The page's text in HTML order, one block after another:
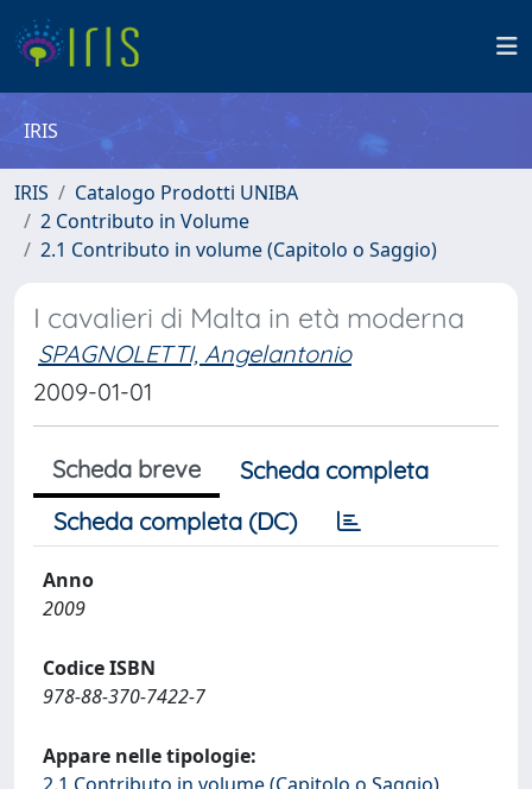
IRIS
IRIS
Catalogo Prodotti UNIBA
2 Contributo in Volume
2.1 Contributo in volume (Capitolo o Saggio)
I cavalieri di Malta in età moderna
SPAGNOLETTI, Angelantonio
2009-01-01
Scheda breve
Scheda completa
Scheda completa (DC)
Anno
2009
Codice ISBN
978-88-370-7422-7
Appare nelle tipologie: